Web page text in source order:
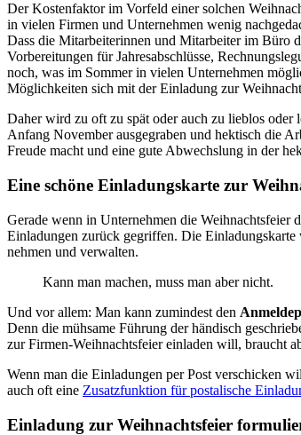
Der Kostenfaktor im Vorfeld einer solchen
in vielen Firmen und Unternehmen wenig
Dass die Mitarbeiterinnen und Mitarbeiter im Büro
Vorbereitungen für Jahresabschlüsse,
noch, was im Sommer in vielen Unternehmen
Möglichkeiten sich mit der Einladung zur
Daher wird zu oft zu spät oder auch zu lieblos
Anfang November ausgegraben und hektisch die
Freude macht und eine gute Abwechslung in der
Eine schöne Einladungskarte zur
Gerade wenn in Unternehmen die Weihnachtsfeier
Einladungen zurück gegriffen. Die Einladungskarte
nehmen und verwalten.
Kann man machen, muss man aber nicht.
Und vor allem: Man kann zumindest den
Denn die mühsame Führung der händisch
zur Firmen-Weihnachtsfeier einladen will, braucht
Wenn man die Einladungen per Post verschicken
auch oft eine Zusatzfunktion für postalische
Einladung zur Weihnachtsfeier